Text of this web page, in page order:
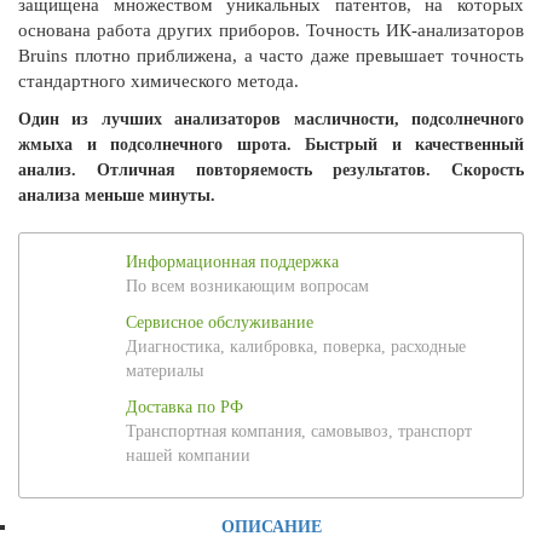
защищена множеством уникальных патентов, на которых
основана работа других приборов. Точность ИК-анализаторов
Bruins плотно приближена, а часто даже превышает точность
стандартного химического метода.
Один из лучших анализаторов масличности, подсолнечного
жмыха и подсолнечного шрота. Быстрый и качественный
анализ. Отличная повторяемость результатов. Скорость
анализа меньше минуты.
Информационная поддержка
По всем возникающим вопросам
Сервисное обслуживание
Диагностика, калибровка, поверка, расходные
материалы
Доставка по РФ
Транспортная компания, самовывоз, транспорт
нашей компании
ОПИСАНИЕ